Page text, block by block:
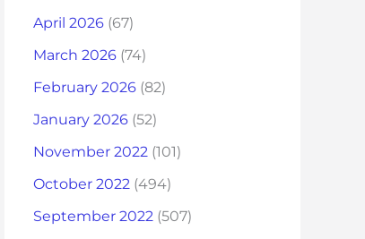
April 2026 (67)
March 2026 (74)
February 2026 (82)
January 2026 (52)
November 2022 (101)
October 2022 (494)
September 2022 (507)